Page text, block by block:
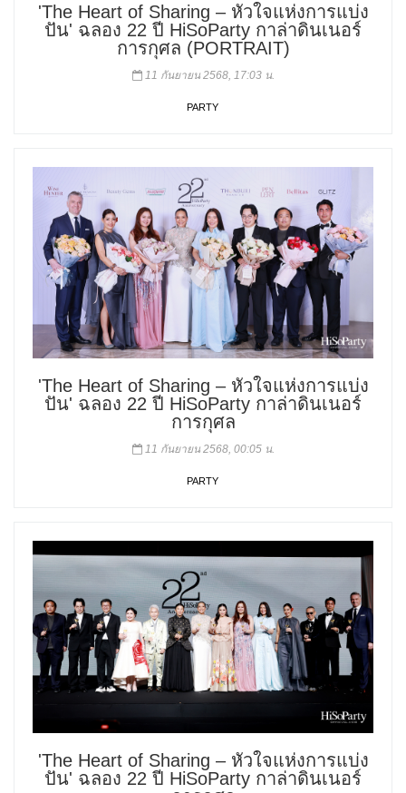
'The Heart of Sharing – หัวใจแห่งการแบ่ง
ปัน' ฉลอง 22 ปี HiSoParty กาล่าดินเนอร์
การกุศล (PORTRAIT)
11 กันยายน 2568, 17:03 น.
PARTY
'The Heart of Sharing – หัวใจแห่งการแบ่ง
ปัน' ฉลอง 22 ปี HiSoParty กาล่าดินเนอร์
การกุศล
11 กันยายน 2568, 00:05 น.
PARTY
'The Heart of Sharing – หัวใจแห่งการแบ่ง
ปัน' ฉลอง 22 ปี HiSoParty กาล่าดินเนอร์